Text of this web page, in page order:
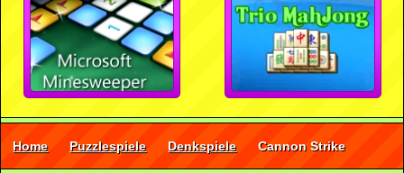
Home Puzzlespiele Denkspiele Cannon Strike